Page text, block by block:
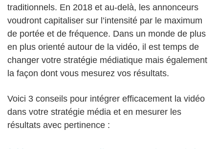
traditionnels. En 2018 et au-delà, les annonceurs
voudront capitaliser sur l’intensité par le maximum
de portée et de fréquence. Dans un monde de plus
en plus orienté autour de la vidéo, il est temps de
changer votre stratégie médiatique mais également
la façon dont vous mesurez vos résultats.
Voici 3 conseils pour intégrer efficacement la vidéo
dans votre stratégie média et en mesurer les
résultats avec pertinence :